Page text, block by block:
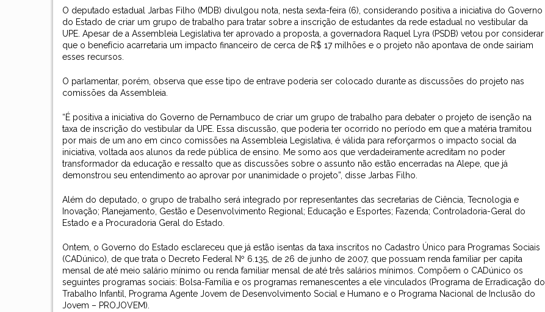
O deputado estadual Jarbas Filho (MDB) divulgou nota, nesta sexta-feira (6), considerando positiva a iniciativa do Governo
do Estado de criar um grupo de trabalho para tratar sobre a inscrição de estudantes da rede estadual no vestibular da
UPE. Apesar de a Assembleia Legislativa ter aprovado a proposta, a governadora Raquel Lyra (PSDB) vetou por considerar
que o benefício acarretaria um impacto financeiro de cerca de R$ 17 milhões e o projeto não apontava de onde sairiam
esses recursos.
O parlamentar, porém, observa que esse tipo de entrave poderia ser colocado durante as discussões do projeto nas
comissões da Assembleia.
“É positiva a iniciativa do Governo de Pernambuco de criar um grupo de trabalho para debater o projeto de isenção na
taxa de inscrição do vestibular da UPE. Essa discussão, que poderia ter ocorrido no período em que a matéria tramitou
por mais de um ano em cinco comissões na Assembleia Legislativa, é válida para reforçarmos o impacto social da
iniciativa, voltada aos alunos da rede pública de ensino. Me somo aos que verdadeiramente acreditam no poder
transformador da educação e ressalto que as discussões sobre o assunto não estão encerradas na Alepe, que já
demonstrou seu entendimento ao aprovar por unanimidade o projeto”, disse Jarbas Filho.
Além do deputado, o grupo de trabalho será integrado por representantes das secretarias de Ciência, Tecnologia e
Inovação; Planejamento, Gestão e Desenvolvimento Regional; Educação e Esportes; Fazenda; Controladoria-Geral do
Estado e a Procuradoria Geral do Estado.
Ontem, o Governo do Estado esclareceu que já estão isentas da taxa inscritos no Cadastro Único para Programas Sociais
(CADúnico), de que trata o Decreto Federal Nº 6.135, de 26 de junho de 2007, que possuam renda familiar per capita
mensal de até meio salário mínimo ou renda familiar mensal de até três salários mínimos. Compõem o CADúnico os
seguintes programas sociais: Bolsa-Família e os programas remanescentes a ele vinculados (Programa de Erradicação do
Trabalho Infantil, Programa Agente Jovem de Desenvolvimento Social e Humano e o Programa Nacional de Inclusão do
Jovem – PROJOVEM).